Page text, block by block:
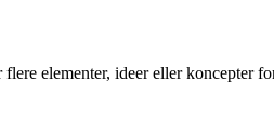
elementer, ideer eller